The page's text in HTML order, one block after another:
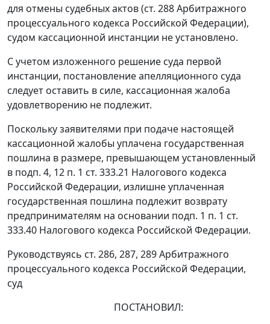
для отмены судебных актов (ст. 288Арбитражного
процессуального кодекса Российской Федерации),
судом кассационной инстанции не установлено.
С учетом изложенного решение суда первой
инстанции, постановление апелляционного суда
следует оставить в силе, кассационная жалоба
удовлетворению не подлежит.
Поскольку заявителями при подаче настоящей
кассационной жалобы уплачена государственная
пошлина в размере, превышающем установленный
в подп. 4, 12 п. 1 ст. 333.21 Налогового кодекса
Российской Федерации, излишне уплаченная
государственная пошлина подлежит возврату
предпринимателям на основании подп. 1 п. 1 ст.
333.40 Налогового кодекса Российской Федерации.
Руководствуясь ст. 286, 287, 289Арбитражного
процессуального кодекса Российской Федерации,
суд
ПОСТАНОВИЛ: